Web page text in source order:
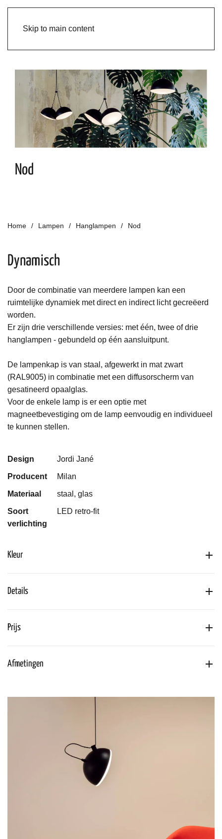
Skip to main content
Nod
Home Lampen Hanglampen Nod
Dynamisch
Door de combinatie van meerdere lampen kan een
ruimtelijke dynamiek met direct en indirect licht gecreëerd
worden.
Er zijn drie verschillende versies: met één, twee of drie
hanglampen - gebundeld op één aansluitpunt.
De lampenkap is van staal, afgewerkt in mat zwart
(RAL9005) in combinatie met een diffusorscherm van
gesatineerd opaalglas.
Voor de enkele lamp is er een optie met
magneetbevestiging om de lamp eenvoudig en individueel
te kunnen stellen.
Design Jordi Jané
Producent Milan
Materiaal staal, glas
Soort
verlichting
LED retro-fit
Kleur
Details
Prijs
Afmetingen